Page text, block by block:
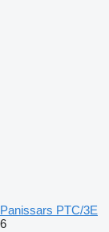
Panissars PTC/3E
6